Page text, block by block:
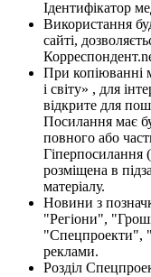
Ідентифікатор
Використання
сайті,
При копіюванні
і світу» , для
відкрите для
Посилання має
повного або
Гіперпосилання
розміщена в
матеріалу.
Новини з
"Регіони",
"Спецпроекти",
реклами.
Розділ